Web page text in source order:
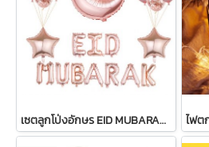
เซตลูกโป่งอักษร EID MUBARAK+ตกแต่งรวม 33 ชิ้น